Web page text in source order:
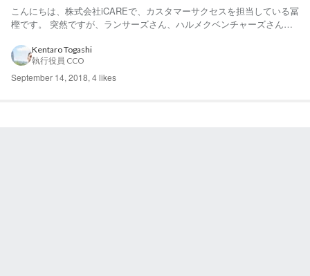
こんにちは、株式会社iCAREで、カスタマーサクセスを担当している冨
樫です。 突然ですが、ランサーズさん、ハルメクベンチャーズさん、
皆さんに向けて提供開始させていただきました。その名もフリーランス
向けトータルヘルスケアサービス。 freela...
Kentaro Togashi
執行役員 CCO
September 14, 2018, 4 likes